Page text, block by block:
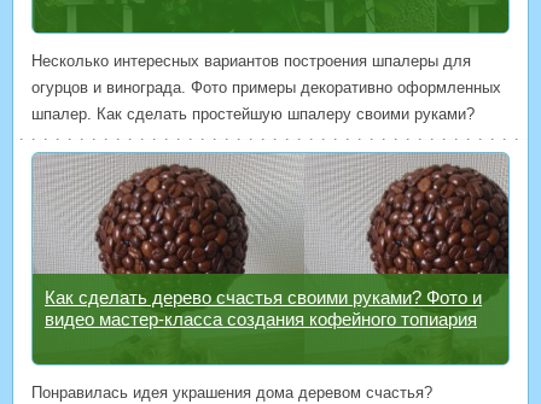
Несколько интересных вариантов построения шпалеры для
огурцов и винограда. Фото примеры декоративно оформленных
шпалер. Как сделать простейшую шпалеру своими руками?
Как сделать дерево счастья своими руками? Фото и
видео мастер-класса создания кофейного топиария
Понравилась идея украшения дома деревом счастья?